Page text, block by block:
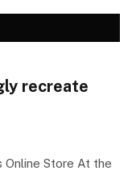
recreate
Online Store At the